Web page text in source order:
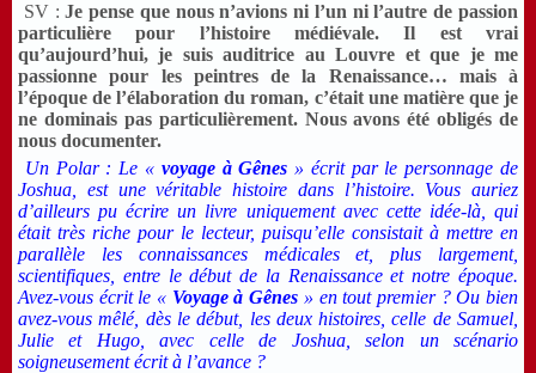
SV : Je pense que nous n’avions ni l’un ni l’autre de passion
particulière pour l’histoire médiévale. Il est vrai
qu’aujourd’hui, je suis auditrice au Louvre et que je me
passionne pour les peintres de la Renaissance… mais à
l’époque de l’élaboration du roman, c’était une matière que je
ne dominais pas particulièrement. Nous avons été obligés de
nous documenter.
Un Polar : Le « voyage à Gênes » écrit par le personnage de
Joshua, est une véritable histoire dans l’histoire. Vous auriez
d’ailleurs pu écrire un livre uniquement avec cette idée-là, qui
était très riche pour le lecteur, puisqu’elle consistait à mettre en
parallèle les connaissances médicales et, plus largement,
scientifiques, entre le début de la Renaissance et notre époque.
Avez-vous écrit le « Voyage à Gênes » en tout premier ? Ou bien
avez-vous mêlé, dès le début, les deux histoires, celle de Samuel,
Julie et Hugo, avec celle de Joshua, selon un scénario
soigneusement écrit à l’avance ?